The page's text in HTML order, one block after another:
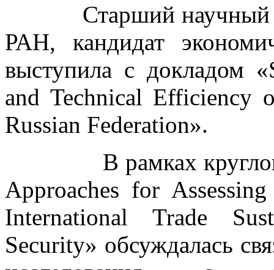
Старший научный
РАН, кандидат
выступила с докладом
and Technical Efficiency
Russian Federation».
В рамках круглого
Approaches for
International Trade
Security» обсуждалась